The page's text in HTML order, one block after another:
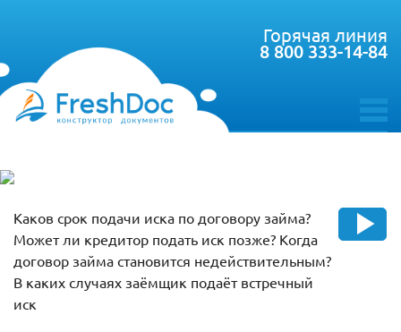
toggle
Горячая линия
8 800 333-14-84
Каков срок подачи иска по договору займа?
Может ли кредитор подать иск позже? Когда
договор займа становится недействительным?
В каких случаях заёмщик подаёт встречный
иск